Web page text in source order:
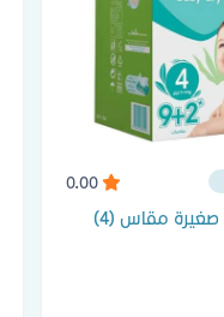
بامبرز عبوة صغيرة مقاس (4)